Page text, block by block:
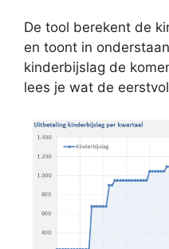
De tool berekent de
en toont in
kinderbijslag de
lees je wat de